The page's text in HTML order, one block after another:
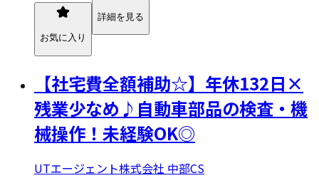
お気に入り
詳細を見る
【社宅費全額補助☆】年休132日×
残業少なめ♪自動車部品の検査・機
械操作！未経験OK◎
UTエージェント株式会社 中部CS